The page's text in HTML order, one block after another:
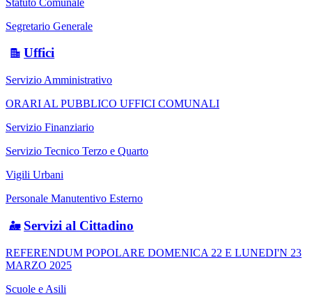
Segretario Generale
Uffici
Servizio Amministrativo
ORARI AL PUBBLICO UFFICI COMUNALI
Servizio Finanziario
Servizio Tecnico Terzo e Quarto
Vigili Urbani
Personale Manutentivo Esterno
Servizi al Cittadino
REFERENDUM POPOLARE DOMENICA 22 E LUNEDI'N 23
MARZO 2025
Scuole e Asili